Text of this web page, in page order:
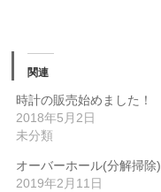
関連
時計の販売始めました！
2018年5月2日
未分類
オーバーホール(分解掃除)
2019年2月11日